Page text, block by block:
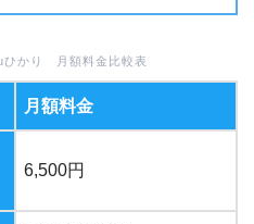
ひかり 月額料金比較表
月額料金
6,500円